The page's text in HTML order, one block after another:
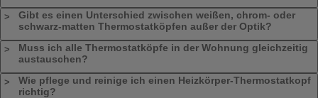
Gibt es einen Unterschied zwischen weißen, chrom- oder
schwarz-matten Thermostatköpfen außer der Optik?
Muss ich alle Thermostatköpfe in der Wohnung gleichzeitig
austauschen?
Wie pflege und reinige ich einen Heizkörper-Thermostatkopf
richtig?